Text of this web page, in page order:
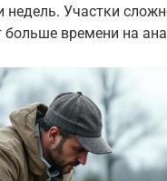
недель. Участки
времени на